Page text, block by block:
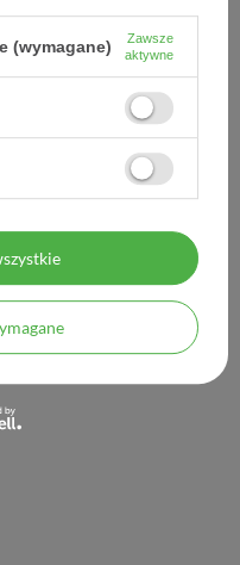
Biały Jeleń, hipoalergiczne
1000 ml
16,52 zł
16,52 zł / szt.
(wymagane)
Zawsze
aktywne